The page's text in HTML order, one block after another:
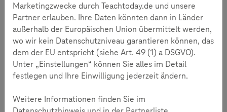
Achtung, Abofallen! Digitale
Marketingzwecke durch Teachtoday.de und unsere
Partner erlauben. Ihre Daten könnten dann in Länder
außerhalb der Europäischen Union übermittelt werden,
wo wir kein Datenschutzniveau garantieren können, das
dem der EU entspricht (siehe Art. 49 (1) a DSGVO).
Unter „Einstellungen“ können Sie alles im Detail
festlegen und Ihre Einwilligung jederzeit ändern.
Weitere Informationen finden Sie im